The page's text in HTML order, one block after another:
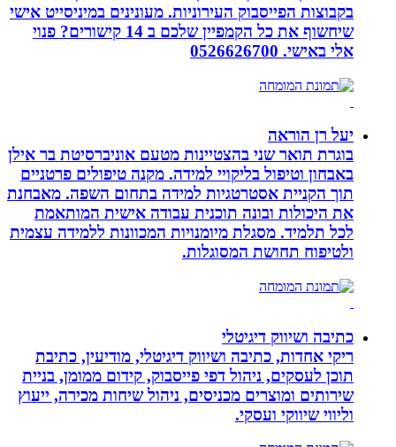
בקבוצות הפייסבוק העירוניות. מעונינים במיניסייט אישי
שיחשוף את כל הקמפיין שלכם ב 14 קישורים? פנוי
אלי באישי. 0526626700
יעל רן הוראה
בוגרת תואר שני בהצטיינות מטעם אוניברסיטת בר אילן
באבחון וטיפול בליקויי למידה. מקנה טיפולים פרטניים
תוך הקניית אסטרטגיות למידה בתחום השפה. מאבחנת
את היכולות ובונה תוכנית עבודה אישית המותאמת
לכל תלמיד. מסגלת מיומנויות המכוונות ללמידה עצמית
ולטיפוח תחושת המסוגלות.
כתיבה ושיווק דיגיטלי
ריקי אחדות, כתיבה ושיווק דיגיטלי, מודיעין, כתיבת
תוכן לעסקים, ניהול דפי פייסבוק, קידום ממומן, בניית
שירותים ומוצרים מכניסים, ניהול שיחות מכירה, ייעוץ
וליווי שיווקי ועסקי.